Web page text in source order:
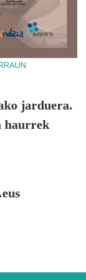
jarduera.
haurrek